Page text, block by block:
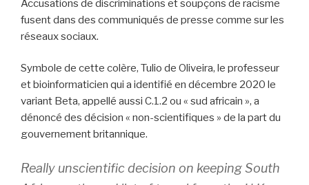
Accusations de discriminations et soupçons de racisme
fusent dans des communiqués de presse comme sur les
réseaux sociaux.
Symbole de cette colère, Tulio de Oliveira, le professeur
et bioinformaticien qui a identifié en décembre 2020 le
variant Beta, appellé aussi C.1.2 ou « sud africain », a
dénoncé des décision « non-scientifiques » de la part du
gouvernement britannique.
Really unscientific decision on keeping South